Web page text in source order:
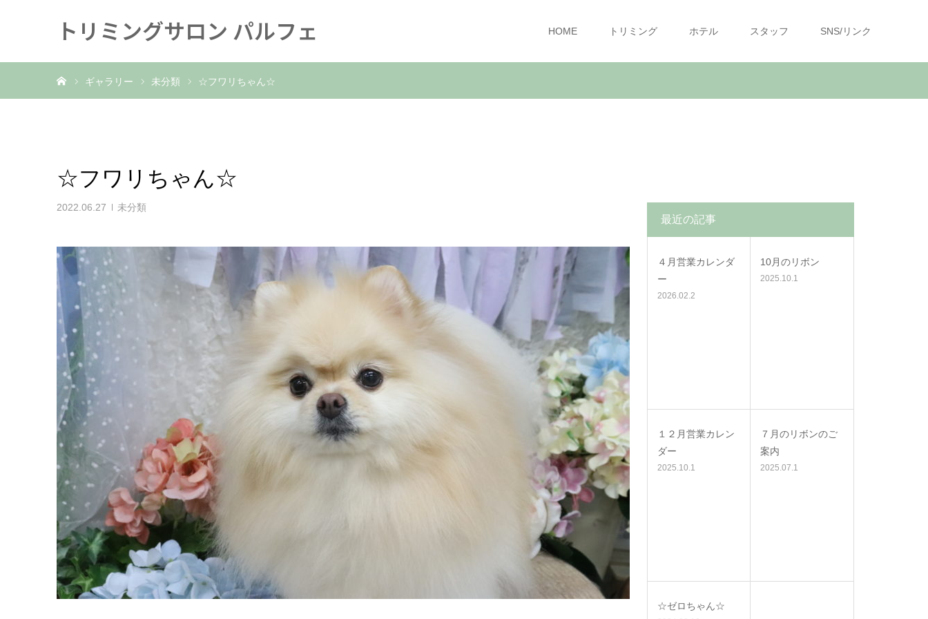
トリミングサロン パルフェ HOME トリミング ホテル スタッフ SNS/リンク
ギャラリー 未分類 ☆フワリちゃん☆
☆フワリちゃん☆
2022.06.27 未分類
最近の記事
４月営業カレンダ
ー
2026.02.2
10月のリボン
2025.10.1
１２月営業カレン
ダー
2025.10.1
７月のリボンのご
案内
2025.07.1
☆ゼロちゃん☆